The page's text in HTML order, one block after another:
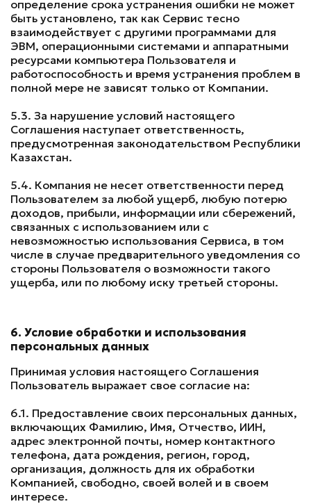
определение срока устранения ошибки не может
быть установлено, так как Сервис тесно
взаимодействует с другими программами для
ЭВМ, операционными системами и аппаратными
ресурсами компьютера Пользователя и
работоспособность и время устранения проблем в
полной мере не зависят только от Компании.
5.3. За нарушение условий настоящего
Соглашения наступает ответственность,
предусмотренная законодательством Республики
Казахстан.
5.4. Компания не несет ответственности перед
Пользователем за любой ущерб, любую потерю
доходов, прибыли, информации или сбережений,
связанных с использованием или с
невозможностью использования Сервиса, в том
числе в случае предварительного уведомления со
стороны Пользователя о возможности такого
ущерба, или по любому иску третьей стороны.
6. Условие обработки и использования
персональных данных
Принимая условия настоящего Соглашения
Пользователь выражает свое согласие на:
6.1. Предоставление своих персональных данных,
включающих Фамилию, Имя, Отчество, ИИН,
адрес электронной почты, номер контактного
телефона, дата рождения, регион, город,
организация, должность для их обработки
Компанией, свободно, своей волей и в своем
интересе.